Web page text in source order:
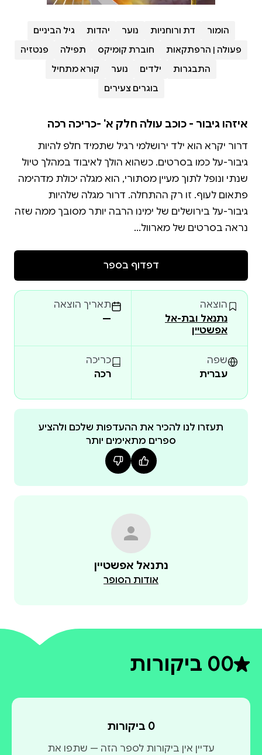
הומור דת ורוחניות נוער יהדות
גיל הביניים
פעולה | הרפתקאות
חוברת קומיקס תפילה
פנטזיה
התבגרות
ילדים נוער
קורא מתחיל
בוגרים צעירים
איזהו גיבור - כוכב עולה חלק א' -כריכה רכה
דרור יקרא הוא ילד ירושלמי רגיל שתמיד חלפ להיות
גיבור-על כמו בסרטים. כשהוא הולך לאיבוד במהלך טיול
שנתי ונופל לתוך מעיין מסתורי, הוא מגלה יכולת מדהימה
פתאום לעוף. זו רק ההתחלה. דרור מגלה שלהיות
גיבור-על בירושלים של ימינו הרבה יותר מסובך ממה שזה
נראה בסרטים של מארוול...
דפדוף בספר
הוצאה
נתנאל ובת-אל
אפשטיין
תאריך הוצאה
—
שפה
עברית
כריכה
רכה
תעזרו לנו להכיר את ההעדפות שלכם ולהציע
ספרים מתאימים יותר
נתנאל אפשטיין
אודות הסופר
0דירוג ממוצע 0 מתוך 5
0 ביקורות
0 ביקורות
עדיין אין ביקורות לספר הזה — שתפו את